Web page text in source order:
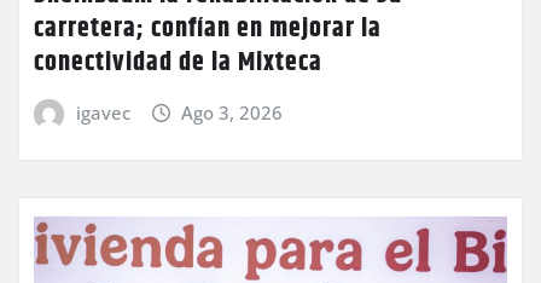
carretera; confían en mejorar la
conectividad de la Mixteca
igavec Ago 3, 2026